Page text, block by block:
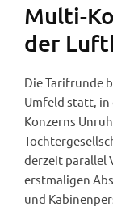
Multi-
der
Die Tarifrunde
Umfeld statt, in
Konzerns
derzeit parallel
erstmaligen
und